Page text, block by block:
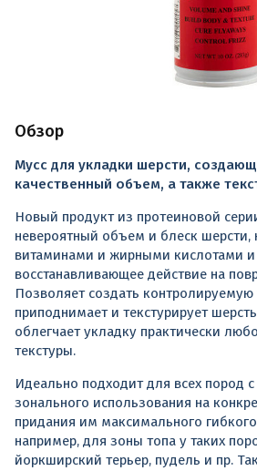
Обзор
Мусс для укладки шерсти,
качественный объем, а также
Новый продукт из протеиновой
невероятный объем и блеск
витаминами и жирными кислотами
восстанавливающее действие на
Позволяет создать
приподнимает и текстурирует
облегчает укладку практически
текстуры.
Идеально подходит для всех пород
зонального использования на
придания им максимального
например, для зоны топа у таких
йоркширский терьер, пудель и пр.